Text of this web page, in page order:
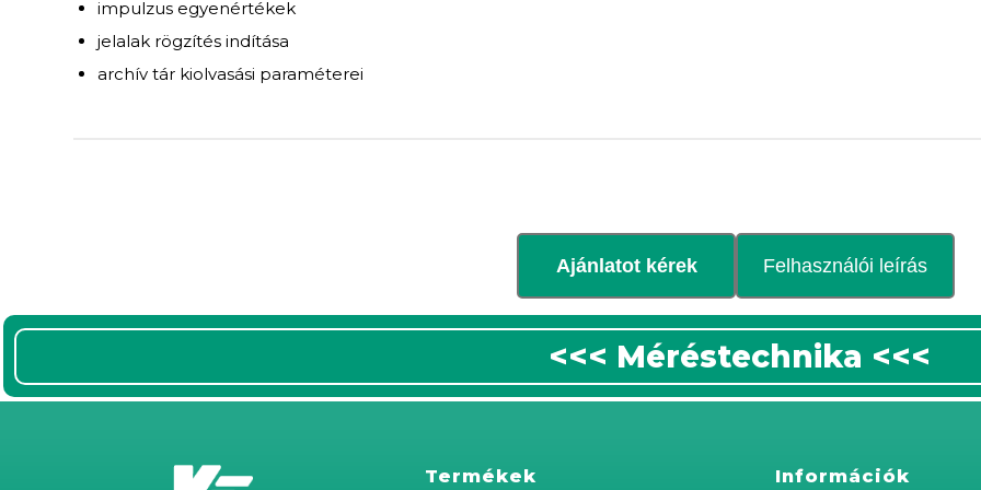
impulzus egyenértékek
jelalak rögzítés indítása
archív tár kiolvasási paraméterei
Ajánlatot kérek Felhasználói leírás
<<< Méréstechnika <<<
Termékek Információk